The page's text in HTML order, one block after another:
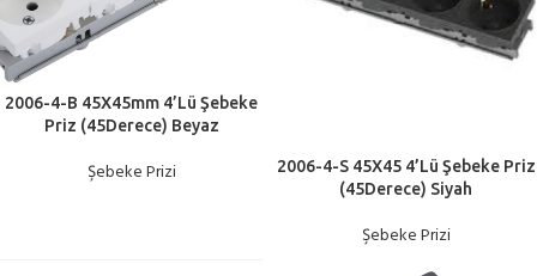
2006-4-B 45X45mm 4’Lü Şebeke
Priz (45Derece) Beyaz
Şebeke Prizi
2006-4-S 45X45 4’Lü Şebeke Priz
(45Derece) Siyah
Şebeke Prizi